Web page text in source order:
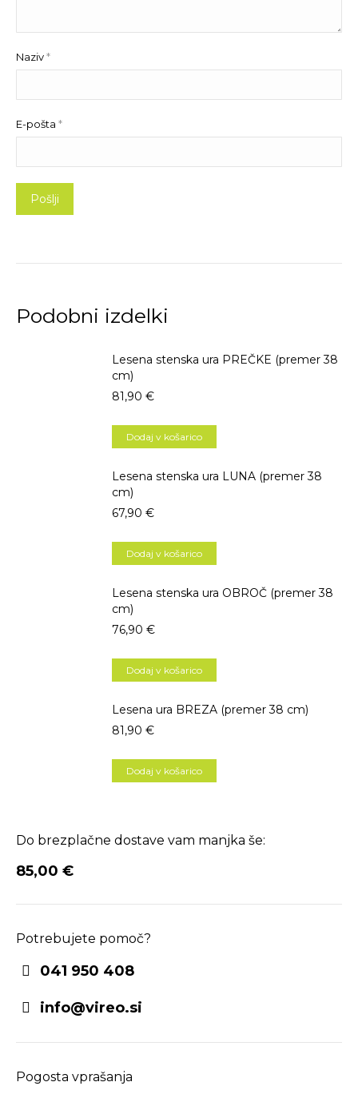
Naziv*
E-pošta *
Podobni izdelki
Lesena stenska ura PREČKE (premer 38
cm)
81,90 €
Dodaj v košarico
Lesena stenska ura LUNA (premer 38
cm)
67,90 €
Dodaj v košarico
Lesena stenska ura OBROČ (premer 38
cm)
76,90 €
Dodaj v košarico
Lesena ura BREZA (premer 38 cm)
81,90 €
Dodaj v košarico
Do brezplačne dostave vam manjka še:
85,00 €
Potrebujete pomoč?
041 950 408
info@vireo.si
Pogosta vprašanja